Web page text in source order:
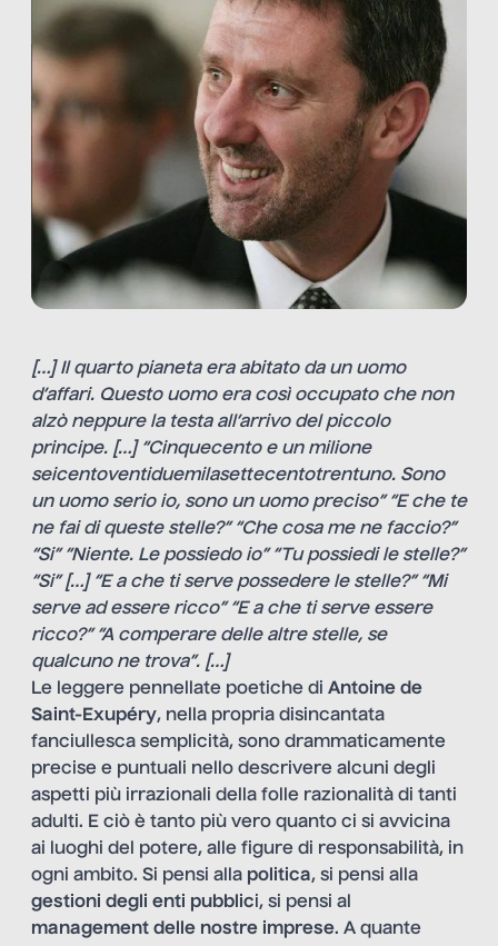
[…] Il quarto pianeta era abitato da un uomo
d’affari. Questo uomo era così occupato che non
alzò neppure la testa all’arrivo del piccolo
principe. […] “Cinquecento e un milione
seicentoventiduemilasettecentotrentuno. Sono
un uomo serio io, sono un uomo preciso” “E che te
ne fai di queste stelle?” “Che cosa me ne faccio?”
“Si” “Niente. Le possiedo io” “Tu possiedi le stelle?”
“Si”[…] “E a che ti serve possedere le stelle?” “Mi
serve ad essere ricco” “E a che ti serve essere
ricco?” “A comperare delle altre stelle, se
qualcuno ne trova”. […]
Le leggere pennellate poetiche di Antoine de
Saint-Exupéry, nella propria disincantata
fanciullesca semplicità, sono drammaticamente
precise e puntuali nello descrivere alcuni degli
aspetti più irrazionali della folle razionalità di tanti
adulti. E ciò è tanto più vero quanto ci si avvicina
ai luoghi del potere, alle figure di responsabilità, in
ogni ambito. Si pensi alla politica, si pensi alla
gestioni degli enti pubblici, si pensi al
management delle nostre imprese. A quante